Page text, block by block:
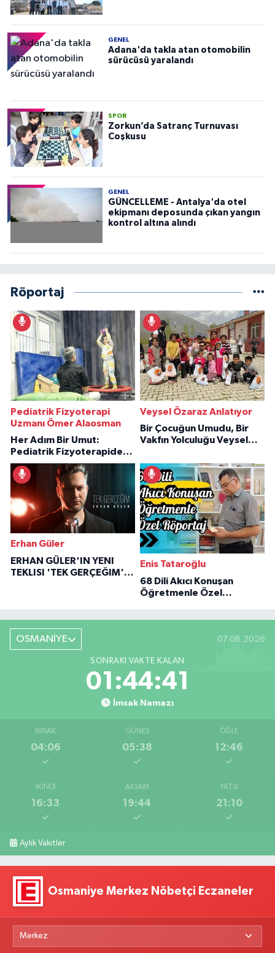
GENEL
Adana'da takla atan otomobilin
sürücüsü yaralandı
SPOR
Zorkun’da Satranç Turnuvası
Coşkusu
GENEL
GÜNCELLEME - Antalya'da otel
ekipmanı deposunda çıkan yangın
kontrol altına alındı
Röportaj
Pediatrik Fizyoterapi
Uzmanı Ömer Alaosman
Her Adım Bir Umut:
Pediatrik Fizyoterapiden
İlham Veren Hikâyeler
Veysel Özaraz Anlatıyor
Bir Çocuğun Umudu, Bir
Vakfın Yolculuğu Veysel
Erhan Güler
ERHAN GÜLER'IN YENI
TEKLISI 'TEK GERÇEĞIM'LE
Enis Tataroğlu
68 Dili Akıcı Konuşan
Öğretmenle Özel
OSMANİYE 07.08.2026
SONRAKI VAKTE KALAN
01:44:40
İmsak Namazı
İMSAK
04:06
GÜNEŞ
05:38
ÖĞLE
12:46
İKINDI
16:33
AKŞAM
19:44
YATSI
21:10
Aylık Vakitler
Osmaniye Merkez Nöbetçi Eczaneler